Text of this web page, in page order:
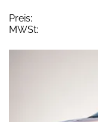
Preis:
MWSt: